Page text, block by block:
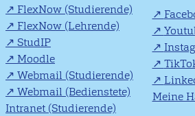
FlexNow (Studierende)
FlexNow (Lehrende)
StudIP
Moodle
Webmail (Studierende)
Webmail (Bedienstete)
Intranet (Studierende)
Meine